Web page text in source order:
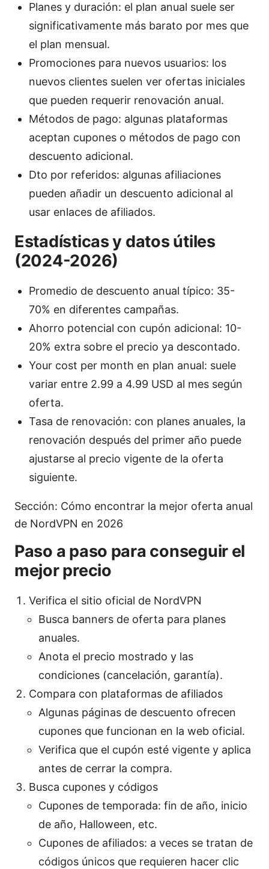
Planes y duración: el plan anual suele ser
significativamente más barato por mes que
el plan mensual.
Promociones para nuevos usuarios: los
nuevos clientes suelen ver ofertas iniciales
que pueden requerir renovación anual.
Métodos de pago: algunas plataformas
aceptan cupones o métodos de pago con
descuento adicional.
Dto por referidos: algunas afiliaciones
pueden añadir un descuento adicional al
usar enlaces de afiliados.
Estadísticas y datos útiles
(2024-2026)
Promedio de descuento anual típico: 35-
70% en diferentes campañas.
Ahorro potencial con cupón adicional: 10-
20% extra sobre el precio ya descontado.
Your cost per month en plan anual: suele
variar entre 2.99 a 4.99 USD al mes según
oferta.
Tasa de renovación: con planes anuales, la
renovación después del primer año puede
ajustarse al precio vigente de la oferta
siguiente.
Sección: Cómo encontrar la mejor oferta anual
de NordVPN en 2026
Paso a paso para conseguir el
mejor precio
Verifica el sitio oficial de NordVPN
Busca banners de oferta para planes
anuales.
Anota el precio mostrado y las
condiciones (cancelación, garantía).
Compara con plataformas de afiliados
Algunas páginas de descuento ofrecen
cupones que funcionan en la web oficial.
Verifica que el cupón esté vigente y aplica
antes de cerrar la compra.
Busca cupones y códigos
Cupones de temporada: fin de año, inicio
de año, Halloween, etc.
Cupones de afiliados: a veces se tratan de
códigos únicos que requieren hacer clic